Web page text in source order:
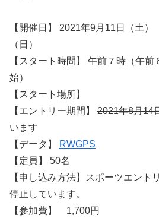
【開催日】 2021年9月11日（
（日）
【スタート時間】 午前７時（午前
始）
【スタート場所】
【エントリー期間】 2021年8月14
います
【データ】
RWGPS
【定員】 50名
【申し込み方法】 スポーツエント
停止しています。
【参加費】 1,700円